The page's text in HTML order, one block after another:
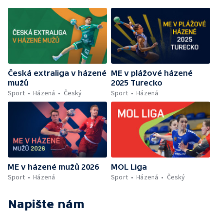
Česká extraliga v házené
mužů
Sport
Házená Český
ME v plážové házené
2025 Turecko
Sport
Házená
ME v házené mužů 2026
Sport
Házená
MOL Liga
Sport
Házená Český
Napište nám